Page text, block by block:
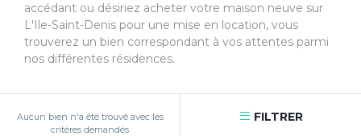
accédant ou désiriez acheter votre maison neuve sur
L'Ile-Saint-Denis pour une mise en location, vous
trouverez un bien correspondant à vos attentes parmi
nos différentes résidences.
Aucun bien n'a été trouvé avec les
critères demandés
FILTRER